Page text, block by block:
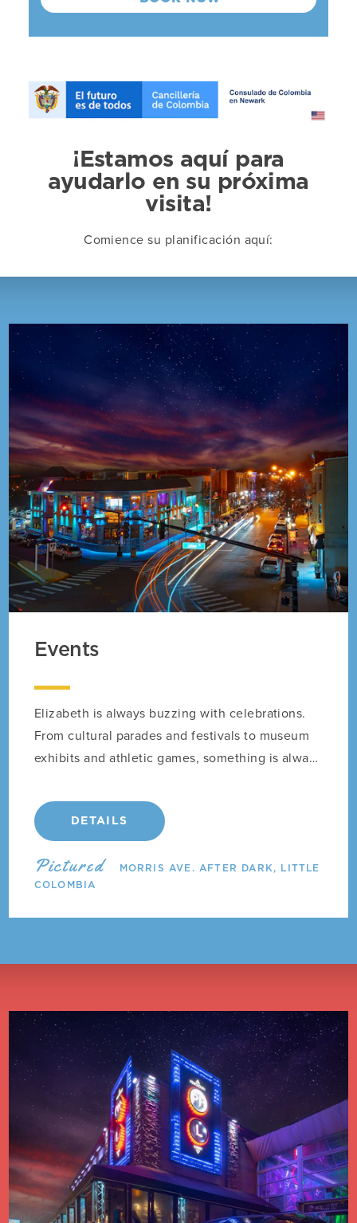
¡Estamos aquí para
ayudarlo en su próxima
visita!
Comience su planificación aquí:
Events
Elizabeth is always buzzing with celebrations.
From cultural parades and festivals to museum
exhibits and athletic games, something is always
DETAILS
Pictured
MORRIS AVE. AFTER DARK, LITTLE
COLOMBIA